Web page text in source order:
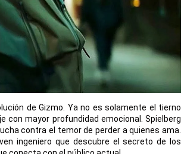
de Gizmo. Ya no es solamente el tierno
con mayor profundidad emocional. Spielberg
contra el temor de perder a quienes ama.
ingeniero que descubre el secreto de los